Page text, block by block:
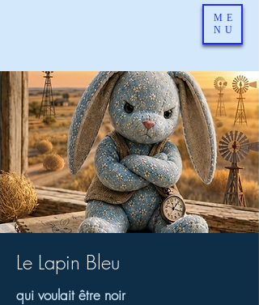
ME
NU
Le Lapin Bleu
qui voulait être noir